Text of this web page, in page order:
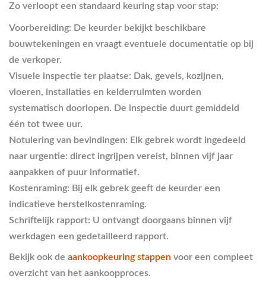
Zo verloopt een standaard keuring stap voor stap:
Voorbereiding: De keurder bekijkt beschikbare
bouwtekeningen en vraagt eventuele documentatie op bij
de verkoper.
Visuele inspectie ter plaatse: Dak, gevels, kozijnen,
vloeren, installaties en kelderruimten worden
systematisch doorlopen. De inspectie duurt gemiddeld
één tot twee uur.
Notulering van bevindingen: Elk gebrek wordt ingedeeld
naar urgentie: direct ingrijpen vereist, binnen vijf jaar
aanpakken of puur informatief.
Kostenraming: Bij elk gebrek geeft de keurder een
indicatieve herstelkostenraming.
Schriftelijk rapport: U ontvangt doorgaans binnen vijf
werkdagen een gedetailleerd rapport.
Bekijk ook de aankoopkeuring stappen voor een compleet
overzicht van het aankoopproces.